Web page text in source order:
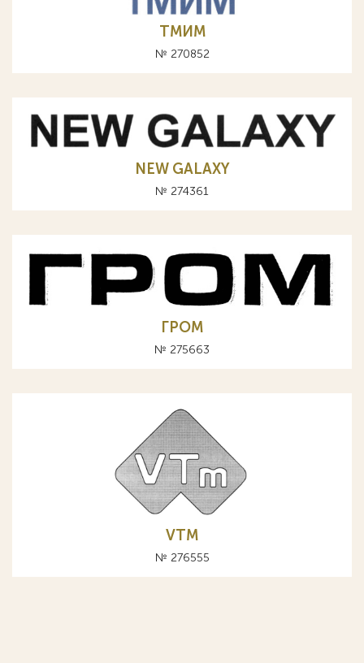
ТМИМ
№ 270852
NEW GALAXY
№ 274361
ГРОМ
№ 275663
VTM
№ 276555